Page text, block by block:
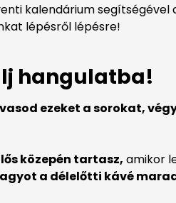
kalendárium segítségével
lépésről lépésre!
hangulatba!
ezeket a sorokat,
közepén tartasz, amikor
a délelőtti kávé